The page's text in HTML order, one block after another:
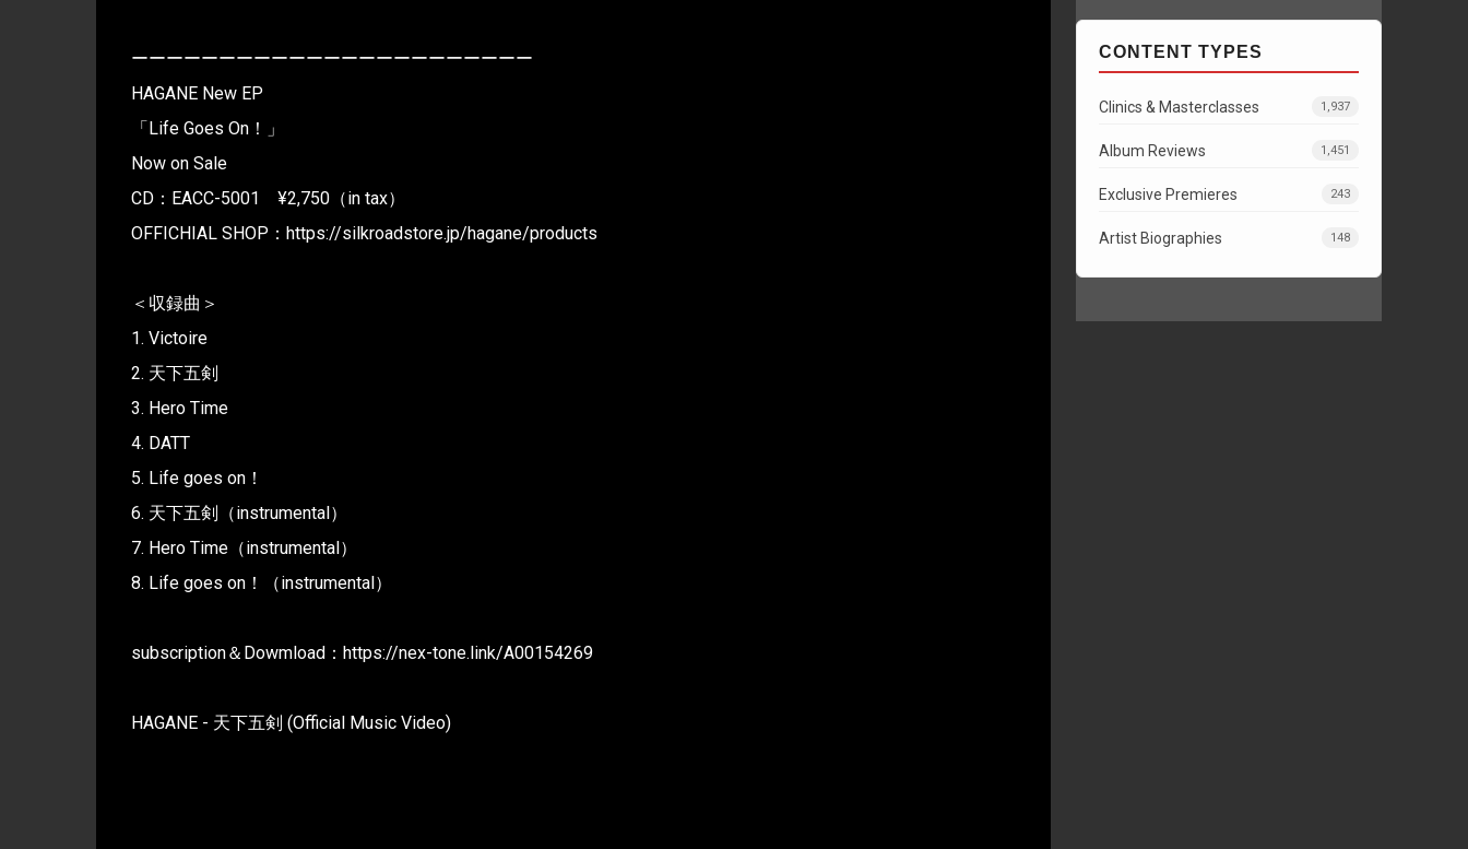
ーーーーーーーーーーーーーーーーーーーーーーー
HAGANE New EP
「Life Goes On！」
Now on Sale
CD：EACC-5001 ¥2,750（in tax）
OFFICHIAL SHOP：https://silkroadstore.jp/hagane/products
＜収録曲＞
1. Victoire
2. 天下五剣
3. Hero Time
4. DATT
5. Life goes on！
6. 天下五剣（instrumental）
7. Hero Time（instrumental）
8. Life goes on！（instrumental）
subscription＆Dowmload：https://nex-tone.link/A00154269
HAGANE - 天下五剣 (Official Music Video)
CONTENT TYPES
Clinics & Masterclasses 1,937
Album Reviews 1,451
Exclusive Premieres 243
Artist Biographies 148